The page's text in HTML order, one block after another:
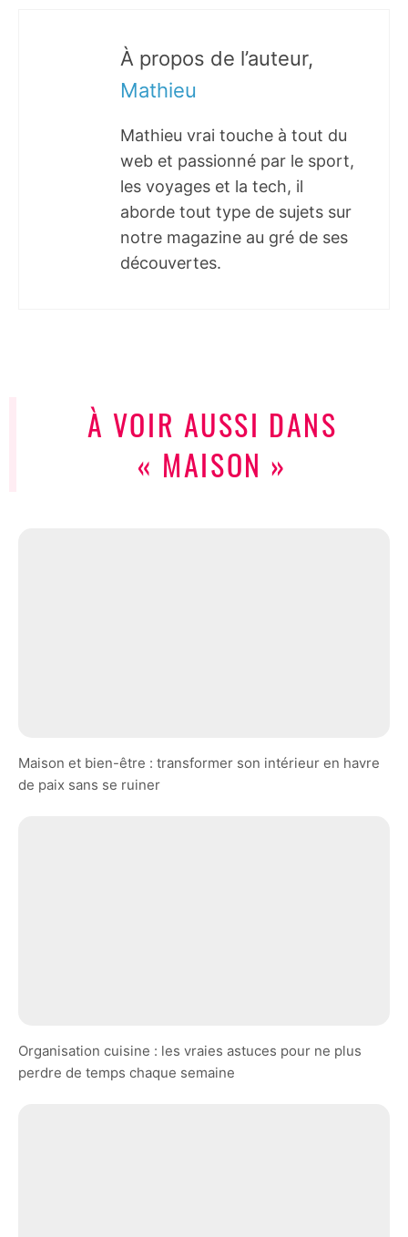
À propos de l’auteur,
Mathieu
Mathieu vrai touche à tout du
web et passionné par le sport,
les voyages et la tech, il
aborde tout type de sujets sur
notre magazine au gré de ses
découvertes.
À VOIR AUSSI DANS
« MAISON »
Maison et bien-être : transformer son intérieur en havre
de paix sans se ruiner
Organisation cuisine : les vraies astuces pour ne plus
perdre de temps chaque semaine